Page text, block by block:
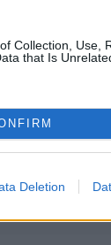
Collection, Use,
that Is
Deletion